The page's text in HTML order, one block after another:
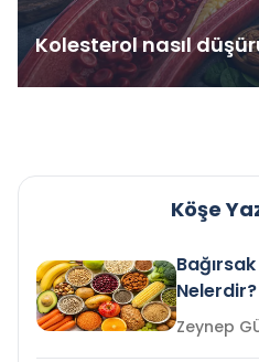
Kolesterol nasıl
Köşe
Nelerdir?